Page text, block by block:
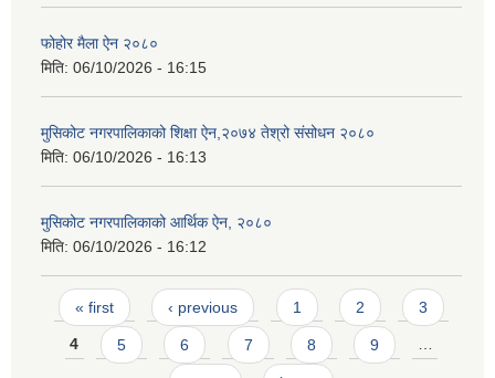
फोहोर मैला ऐन २०८०
मिति: 06/10/2026 - 16:15
मुसिकोट नगरपालिकाको शिक्षा ऐन,२०७४ तेश्रो संसोधन २०८०
मिति: 06/10/2026 - 16:13
मुसिकोट नगरपालिकाको आर्थिक ऐन, २०८०
मिति: 06/10/2026 - 16:12
Pages
« first ‹ previous 1 2 3
4 5 6 7 8 9 …